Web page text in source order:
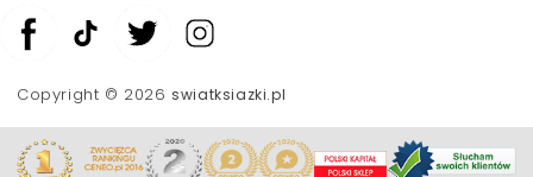
Copyright © 2026swiatksiazki.pl
Zwiększ rozmiar czcionki
Skala szarości